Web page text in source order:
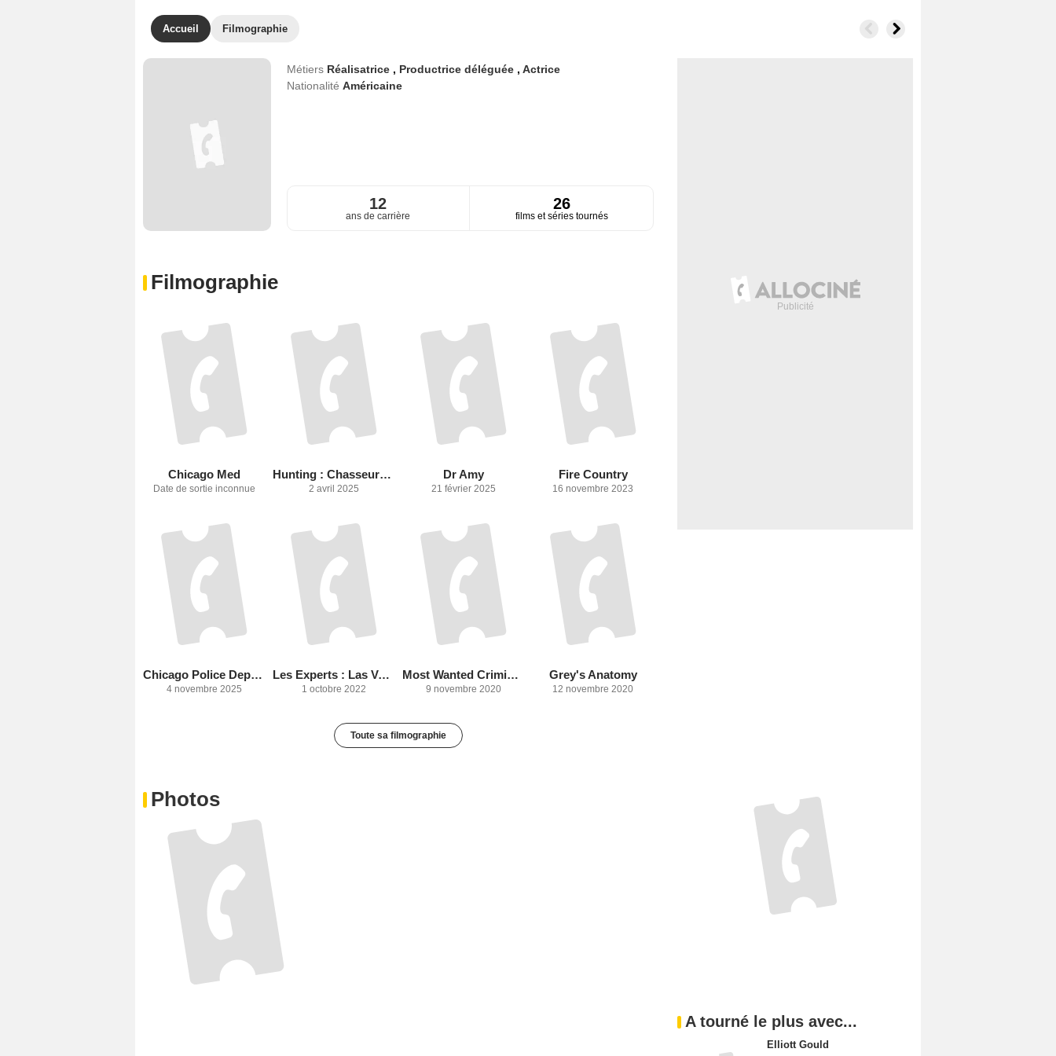
Accueil Filmographie
Métiers Réalisatrice , Productrice déléguée , Actrice
Nationalité Américaine
12
ans de carrière
26
films et séries tournés
Filmographie
Chicago Med
Date de sortie inconnue
Hunting : Chasseurs de criminels
2 avril 2025
Dr Amy
21 février 2025
Fire Country
16 novembre 2023
Chicago Police Department
4 novembre 2025
Les Experts : Las Vegas
1 octobre 2022
Most Wanted Criminals
9 novembre 2020
Grey's Anatomy
12 novembre 2020
Toute sa filmographie
Photos
A tourné le plus avec...
Elliott Gould